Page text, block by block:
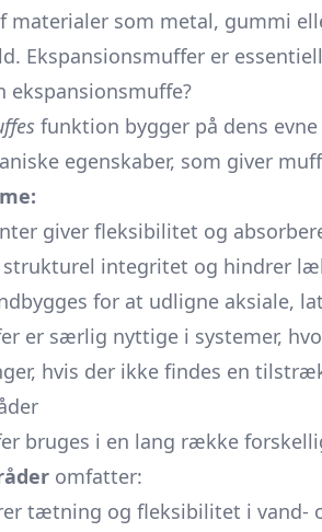
materialer som metal, gummi
Ekspansionsmuffer er
ekspansionsmuffe?
funktion bygger på dens
egenskaber, som giver
giver fleksibilitet og
integritet og hindrer
for at udligne aksiale,
er særlig nyttige i systemer,
hvis der ikke findes en
bruges i en lang række
omfatter:
tætning og fleksibilitet i vand-